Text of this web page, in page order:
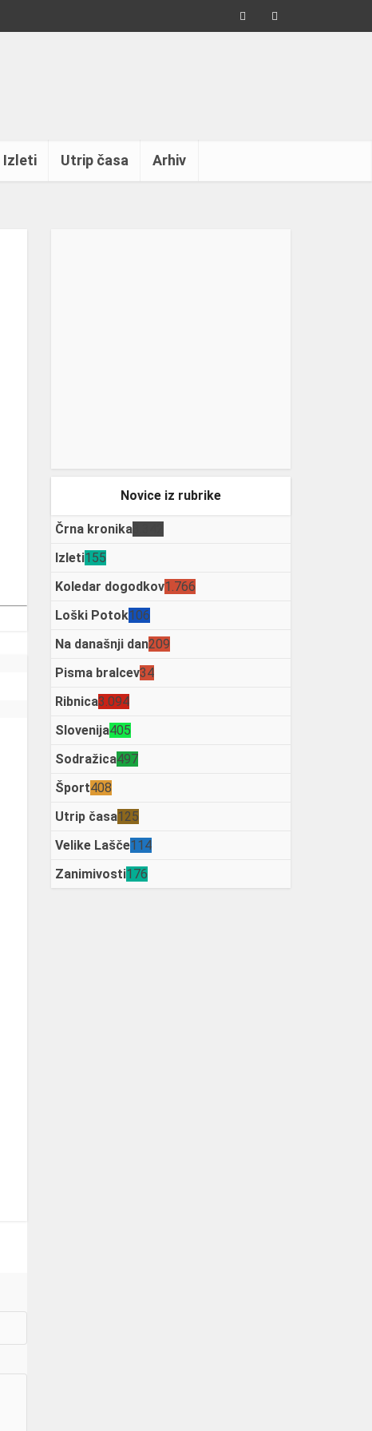
Izleti Utrip časa Arhiv
Novice iz rubrike
Črna kronika
Izleti155
Koledar dogodkov1.766
Loški Potok106
Na današnji dan209
Pisma bralcev34
Ribnica3.094
Slovenija405
Sodražica497
Šport408
Utrip časa125
Velike Lašče114
Zanimivosti176